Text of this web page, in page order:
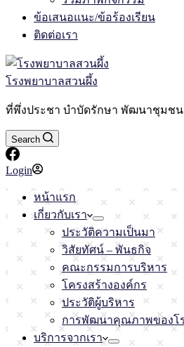
ข้อเสนอแนะ/ข้อร้องเรียน
ติดต่อเรา
โรงพยาบาลสวนผึ้ง
ที่พึ่งประชา บำบัดรักษา พัฒนาชุมชน
Search
Login
หน้าแรก
เกี่ยวกับเรา
ประวัติความเป็นมา
วิสัยทัศน์ – พันธกิจ
คณะกรรมการบริหาร
โครงสร้างองค์กร
ประวัติผู้บริหาร
การพัฒนาคุณภาพของโ
บริการจากเรา